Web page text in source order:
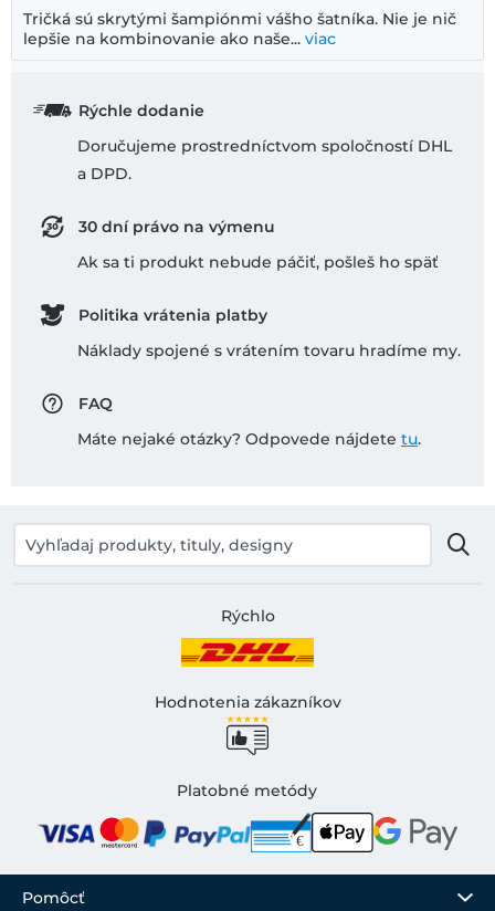
Tričká sú skrytými šampiónmi vášho šatníka. Nie je nič
lepšie na kombinovanie ako naše... viac
Rýchle dodanie
Doručujeme prostredníctvom spoločností DHL
a DPD.
30 dní právo na výmenu
Ak sa ti produkt nebude páčiť, pošleš ho späť
Politika vrátenia platby
Náklady spojené s vrátením tovaru hradíme my.
FAQ
Máte nejaké otázky? Odpovede nájdete tu.
Rýchlo
Hodnotenia zákazníkov
Platobné metódy
Pomôcť